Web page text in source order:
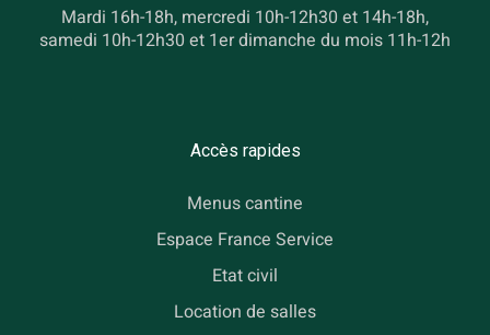
Mardi 16h-18h, mercredi 10h-12h30 et 14h-18h,
samedi 10h-12h30 et 1er dimanche du mois 11h-12h
Accès rapides
Menus cantine
Espace France Service
Etat civil
Location de salles